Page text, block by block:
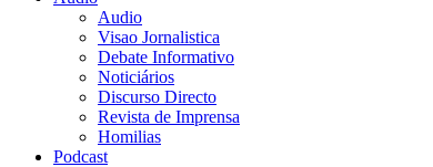
Audio
Visao Jornalistica
Debate Informativo
Noticiários
Discurso Directo
Revista de Imprensa
Homilias
Podcast